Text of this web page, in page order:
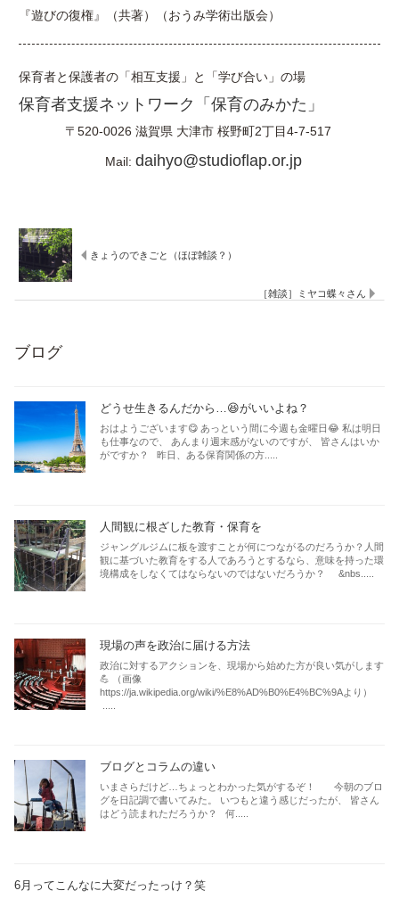
『遊びの復権』（共著）（おうみ学術出版会）
保育者と保護者の「相互支援」と「学び合い」の場
保育者支援ネットワーク「保育のみかた」
〒520-0026 滋賀県 大津市 桜野町2丁目4-7-517
Mail: daihyo@studioflap.or.jp
きょうのできごと（ほぼ雑談？）
［雑談］ミヤコ蝶々さん
ブログ
どうせ生きるんだから…😆がいいよね？
おはようございます😋 あっという間に今週も金曜日😂 私は明日
も仕事なので、 あんまり週末感がないのですが、 皆さんはいか
がですか？ 昨日、ある保育関係の方.....
人間観に根ざした教育・保育を
ジャングルジムに板を渡すことが何につながるのだろうか？人間
観に基づいた教育をする人であろうとするなら、意味を持った環
境構成をしなくてはならないのではないだろうか？ &nbs.....
現場の声を政治に届ける方法
政治に対するアクションを、現場から始めた方が良い気がします
💪 （画像
https://ja.wikipedia.org/wiki/%E8%AD%B0%E4%BC%9Aより）
ブログとコラムの違い
いまさらだけど…ちょっとわかった気がするぞ！ 今朝のブロ
グを日記調で書いてみた。 いつもと違う感じだったが、 皆さん
はどう読まれただろうか？ 何.....
6月ってこんなに大変だったっけ？笑